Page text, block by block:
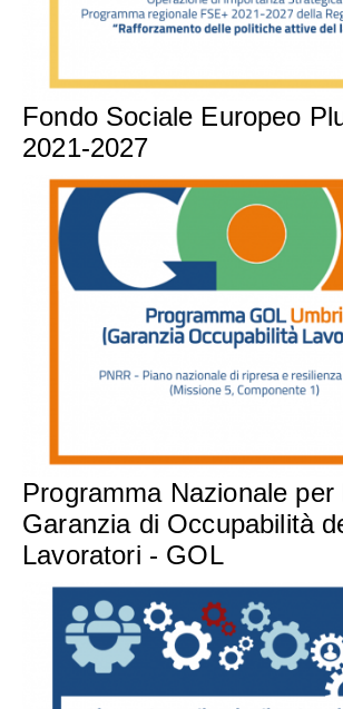
Fondo Sociale Europeo
2021-2027
Programma Nazionale per
Garanzia di Occupabilità
Lavoratori - GOL